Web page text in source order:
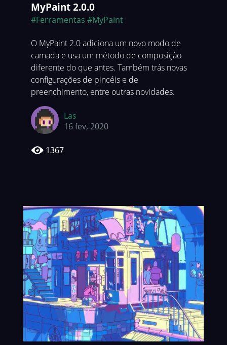
MyPaint 2.0.0
#Ferramentas #MyPaint
O MyPaint 2.0 adiciona um novo modo de
camada e usa um método de composição
diferente do que antes. Também trás novas
configurações de pincéis e de
preenchimento, entre outras novidades.
Las
16 fev, 2020
1367